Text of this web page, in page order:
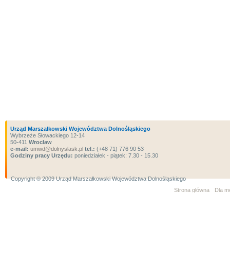
Urząd Marszałkowski Województwa Dolnośląskiego
Wybrzeże Słowackiego 12-14
50-411 Wrocław
e-mail: umwd@dolnyslask.pl tel.: (+48 71) 776 90 53
Godziny pracy Urzędu: poniedziałek - piątek: 7.30 - 15.30
Copyright ® 2009 Urząd Marszałkowski Województwa Dolnośląskiego
Strona główna
Dla